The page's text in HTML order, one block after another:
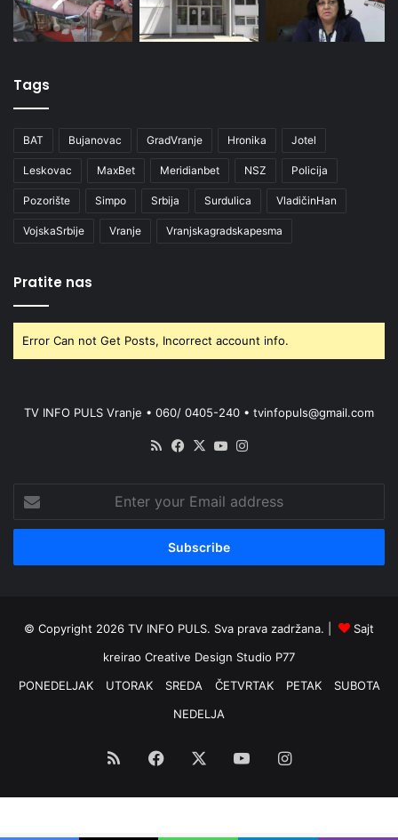
Tags
BAT Bujanovac GradVranje Hronika Jotel
Leskovac MaxBet Meridianbet NSZ Policija
Pozorište Simpo Srbija Surdulica VladičinHan
VojskaSrbije Vranje Vranjskagradskapesma
Pratite nas
Error Can not Get Posts, Incorrect account info.
TV INFO PULS Vranje • 060/ 0405-240 • tvinfopuls@gmail.com
RSS Facebook
X YouTube
your
Email
© Copyright 2026 TV INFO PULS. Sva prava zadržana. |
Sajt
kreirao Creative Design Studio P77
PONEDELJAK
UTORAK SREDA ČETVRTAK PETAK
SUBOTA
NEDELJA
RSS Facebook YouTubeInstagram